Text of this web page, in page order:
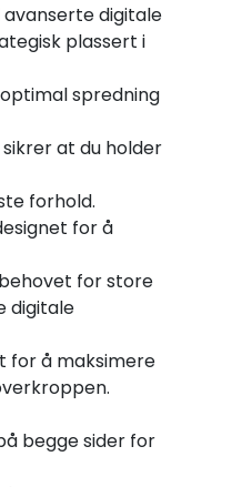
digitale
plassert i
spredning
at du holder
forhold.
for å
for store
digitale
for å maksimere
begge sider for